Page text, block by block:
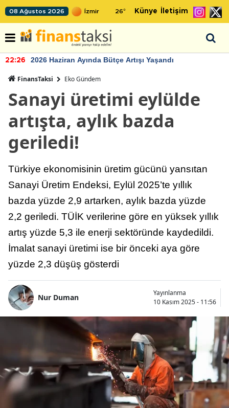
08 Ağustos 2026 26° Künye İletişim
22:26 2026 Haziran Ayında Bütçe Artışı Yaşandı
FinansTaksi Eko Gündem
Sanayi üretimi eylülde
artışta, aylık bazda
geriledi!
Türkiye ekonomisinin üretim gücünü yansıtan
Sanayi Üretim Endeksi, Eylül 2025’te yıllık
bazda yüzde 2,9 artarken, aylık bazda yüzde
2,2 geriledi. TÜİK verilerine göre en yüksek yıllık
artış yüzde 5,3 ile enerji sektöründe kaydedildi.
İmalat sanayi üretimi ise bir önceki aya göre
yüzde 2,3 düşüş gösterdi
Nur Duman
Yayınlanma
10 Kasım 2025 - 11:56